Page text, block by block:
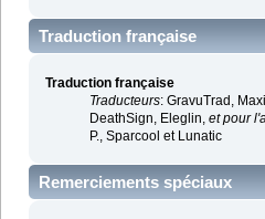
Traduction française
Traduction française
Traducteurs: GravuTrad,
DeathSign, Eleglin, et pour
P., Sparcool et Lunatic
Remerciements spéciaux